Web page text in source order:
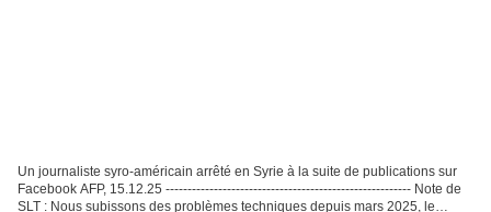
Un journaliste syro-américain arrêté en Syrie à la suite de publications sur
Facebook AFP, 15.12.25 -------------------------------------------------------- Note de
SLT : Nous subissons des problèmes techniques depuis mars 2025, le